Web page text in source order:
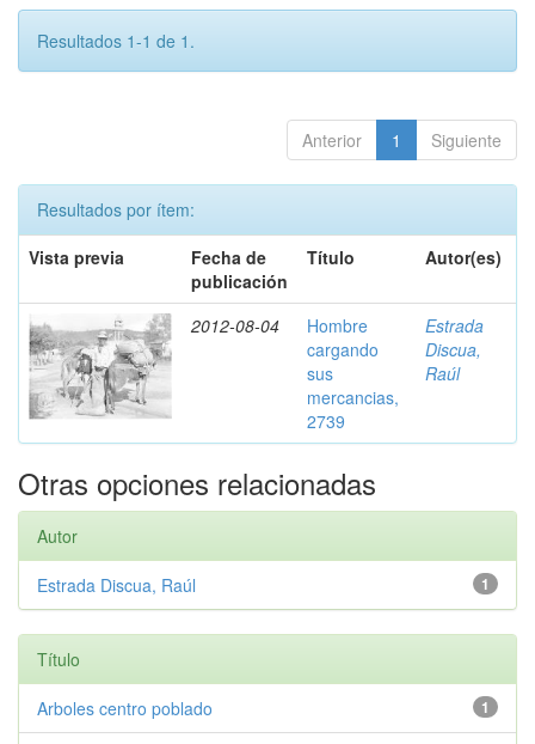
Resultados 1-1 de 1.
Anterior 1 Siguiente
Resultados por ítem:
Vista previa
Fecha de
publicación
Título Autor(es)
2012-08-04
Hombre
cargando
sus
mercancias,
2739
Estrada
Discua,
Raúl
Otras opciones relacionadas
Autor
1
Estrada Discua, Raúl
Título
1
Arboles centro poblado